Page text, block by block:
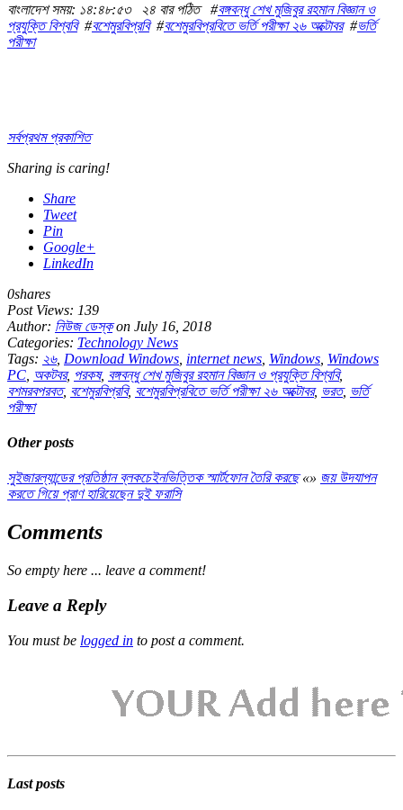
বাংলাদেশ সময়: ১৪:৪৮:৫৩
২৪ বার পঠিত #বঙ্গবন্ধু শেখ মুজিবুর রহমান বিজ্ঞান ও
প্রযুক্তি বিশ্ববি#বশেমুরবিপ্রবি#বশেমুরবিপ্রবিতে ভর্তি পরীক্ষা ২৬ অক্টোবর#ভর্তি
পরীক্ষা
সর্বপ্রথম প্রকাশিত
Sharing is caring!
Share
Tweet
Pin
Google+
LinkedIn
0shares
Post Views: 139
Author: নিউজ ডেস্কon July 16, 2018
Categories: Technology News
Tags: ২৬, Download Windows internet news Windows Windows
PC অকটবর, পরকষ, বঙ্গবন্ধু শেখ মুজিবুর রহমান বিজ্ঞান ও প্রযুক্তি বিশ্ববি,
বশমরবপরবত, বশেমুরবিপ্রবি, বশেমুরবিপ্রবিতে ভর্তি পরীক্ষা ২৬ অক্টোবর, ভরত, ভর্তি
পরীক্ষা
Other posts
সুইজারল্যান্ডের প্রতিষ্ঠান ব্লকচেইনভিত্তিক স্মার্টফোন তৈরি করছে«» জয় উদযাপন
করতে গিয়ে প্রাণ হারিয়েছেন দুই ফরাসি
Comments
So empty here ... leave a comment!
Leave a Reply
You must be logged in to post a comment.
Last posts